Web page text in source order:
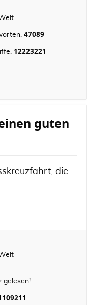
47089
12223221
guten
die
gelesen!